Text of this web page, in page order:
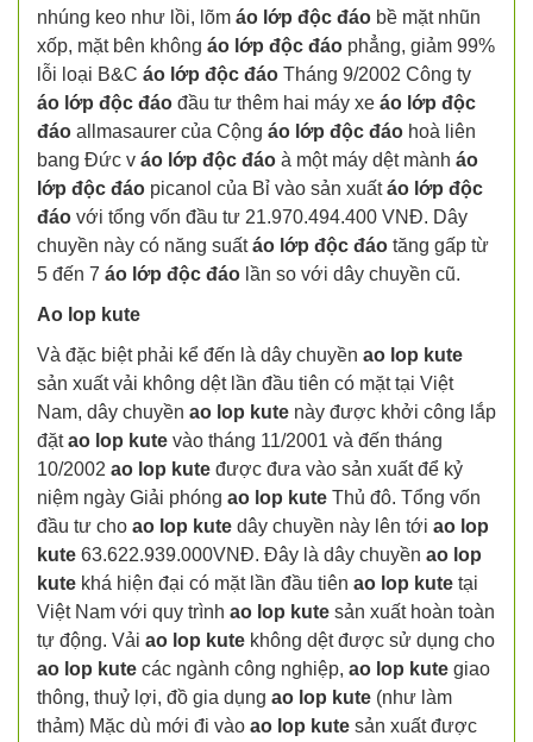
nhúng keo như lồi, lõm áo lớp độc đáo bề mặt nhũn
xốp, mặt bên không áo lớp độc đáo phẳng, giảm 99%
lỗi loại B&C áo lớp độc đáo Tháng 9/2002 Công ty
áo lớp độc đáo đầu tư thêm hai máy xe áo lớp độc
đáo allmasaurer của Cộng áo lớp độc đáo hoà liên
bang Đức v áo lớp độc đáo à một máy dệt mành áo
lớp độc đáo picanol của Bỉ vào sản xuấtáo lớp độc
đáo với tổng vốn đầu tư 21.970.494.400 VNĐ. Dây
chuyền này có năng suấtáo lớp độc đáo tăng gấp từ
5 đến 7 áo lớp độc đáo lần so với dây chuyền cũ.
Ao lop kute
Và đặc biệt phải kể đến là dây chuyền ao lop kute
sản xuất vải không dệt lần đầu tiên có mặt tại Việt
Nam, dây chuyền ao lop kute này được khởi công lắp
đặtao lop kute vào tháng 11/2001 và đến tháng
10/2002 ao lop kute được đưa vào sản xuất để kỷ
niệm ngày Giải phóng ao lop kute Thủ đô. Tổng vốn
đầu tư cho ao lop kute dây chuyền này lên tới ao lop
kute 63.622.939.000VNĐ. Đây là dây chuyền ao lop
kute khá hiện đại có mặt lần đầu tiên ao lop kute tại
Việt Nam với quy trình ao lop kute sản xuất hoàn toàn
tự động. Vải ao lop kute không dệt được sử dụng cho
ao lop kute các ngành công nghiệp, ao lop kute giao
thông, thuỷ lợi, đồ gia dụng ao lop kute (như làm
thảm) Mặc dù mới đi vào ao lop kute sản xuất được